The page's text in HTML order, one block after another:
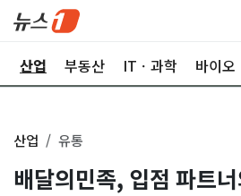
산업 부동산 ITㆍ과학 바이오
산업 유통
배달의민족, 입점 파트